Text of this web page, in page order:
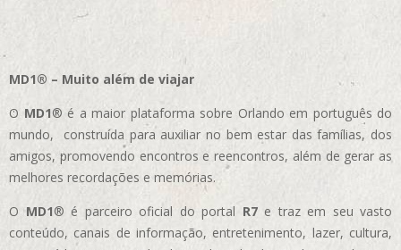
MD1® – Muito além de viajar
O MD1® é a maior plataforma sobre Orlando em português do
mundo, construída para auxiliar no bem estar das famílias, dos
amigos, promovendo encontros e reencontros, além de gerar as
melhores recordações e memórias.
OMD1® é parceiro oficial do portal R7e traz em seu vasto
conteúdo, canais de informação, entretenimento, lazer, cultura,